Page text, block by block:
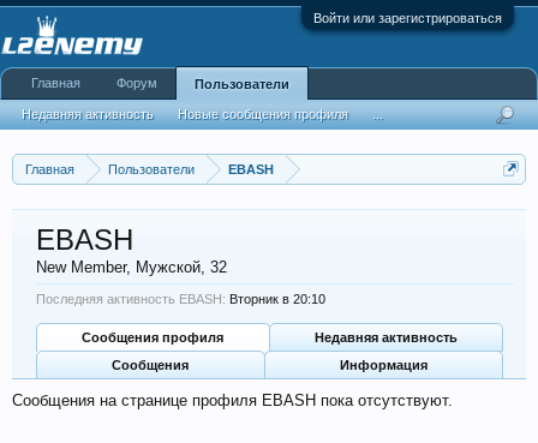
Войти или зарегистрироваться
Главная Пользователи EBASH
EBASH
New Member, Мужской, 32
Последняя активность EBASH: Вторник в 20:10
Сообщения профиля
Недавняя активность
Сообщения
Информация
Сообщения на странице профиля EBASH пока отсутствуют.
Главная Форум Пользователи
Недавняя активность Новые сообщения профиля